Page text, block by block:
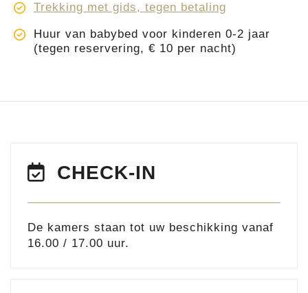
Trekking met gids, tegen betaling
Huur van babybed voor kinderen 0-2 jaar
(tegen reservering, € 10 per nacht)
CHECK-IN
De kamers staan tot uw beschikking vanaf
16.00 / 17.00 uur.